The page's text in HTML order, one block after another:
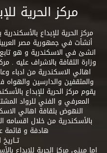
مركز الحرية
مركز الحرية للإبداع
أنشأت في جمهورية مصر
انشئ في الاسكندرية و هو تابع
وزارة الثقافة بالاشراف عليه .
اهالي الاسكندرية من ادباء
والمثقفين والدارسين والهواه
يقوم مركز الحرية للإبداع
المعرفي و الفني للرواد
النهوض بثقافة اهالي
بالأسكندرية من خلال اقسامه
هادفة و قائمة